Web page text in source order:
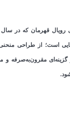
است؛ از طراحی
گزینه‌ای مقرون‌به‌صرفه و